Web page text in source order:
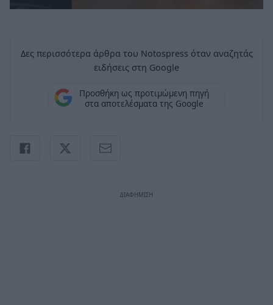
Δες περισσότερα άρθρα του Notospress όταν αναζητάς
ειδήσεις στη Google
Προσθήκη ως προτιμώμενη πηγή
στα αποτελέσματα της Google